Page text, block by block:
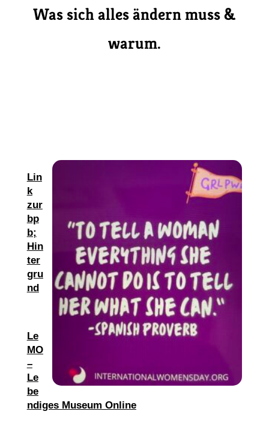
Was sich alles ändern muss &
warum.
Lin
k
zur
bp
b;
Hin
ter
gru
nd
Le
MO
–
Le
be
ndiges Museum Online